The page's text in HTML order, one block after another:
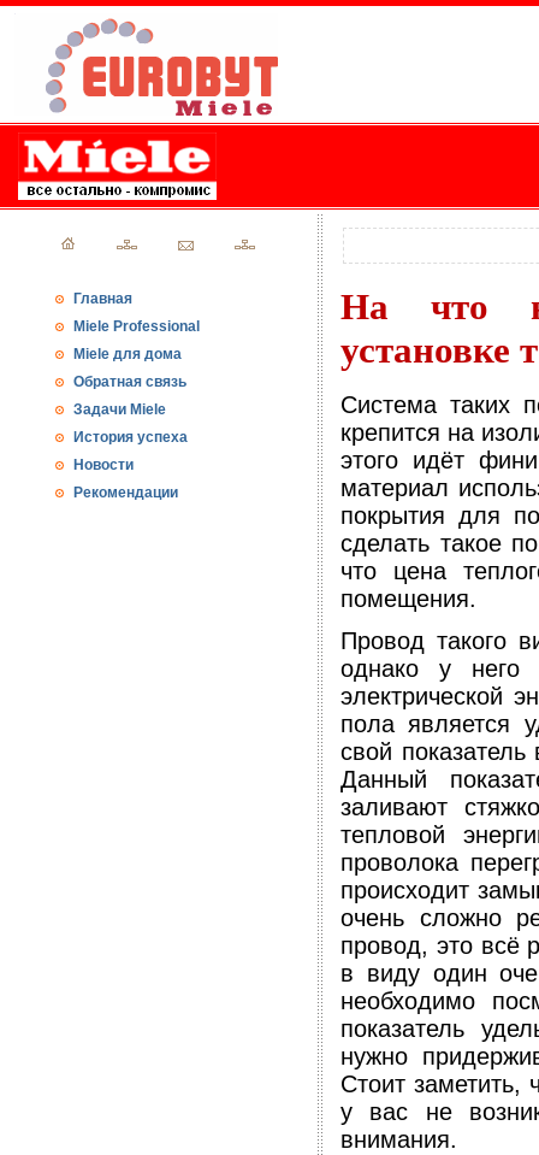
Главная
Miele Professional
Miele для дома
Обратная связь
Задачи Miele
История успеха
Новости
Рекомендации
На что
установке
Система таких
крепится на
этого идёт
материал
покрытия для
сделать такое
что цена
помещения.
Провод такого
однако у него
электрической
пола является
свой
Данный
заливают
тепловой
проволока
происходит
очень сложно
провод, это всё
в виду один
необходимо
показатель
нужно
Стоит заметить,
у вас не
внимания.